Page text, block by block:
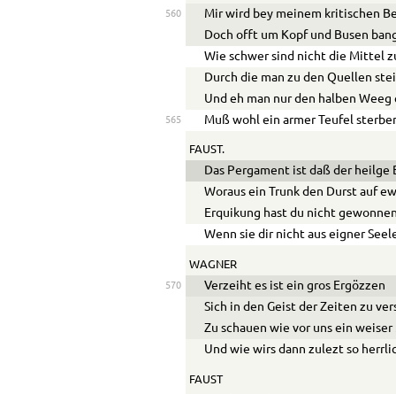
560
Mir wird bey meinem kritischen
Doch offt um Kopf und Busen
Wie schwer sind nicht die Mittel
Durch die man zu den Quellen
Und eh man nur den halben
565 Muß wohl ein armer Teufel
FAUST.
Das Pergament ist daß der heilge
Woraus ein Trunk den Durst auf
Erquikung hast du nicht
Wenn sie dir nicht aus eigner
WAGNER
570
Verzeiht es ist ein gros Ergözzen
Sich in den Geist der Zeiten zu
Zu schauen wie vor uns ein
Und wie wirs dann zulezt so
FAUST